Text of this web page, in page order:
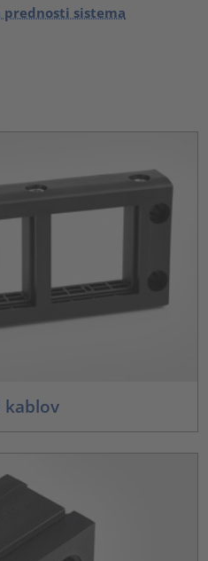
prednosti sistema
kablov